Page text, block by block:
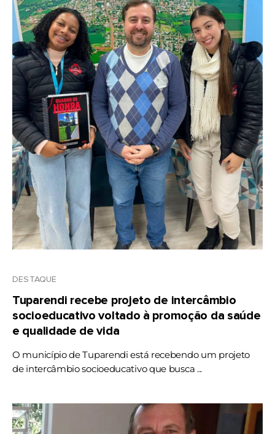
DESTAQUE
Tuparendi recebe projeto de intercâmbio
socioeducativo voltado à promoção da saúde
e qualidade de vida
O município de Tuparendi está recebendo um projeto
de intercâmbio socioeducativo que busca ...